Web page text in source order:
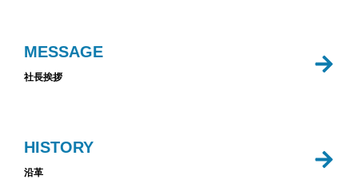
MESSAGE
社長挨拶
HISTORY
沿革